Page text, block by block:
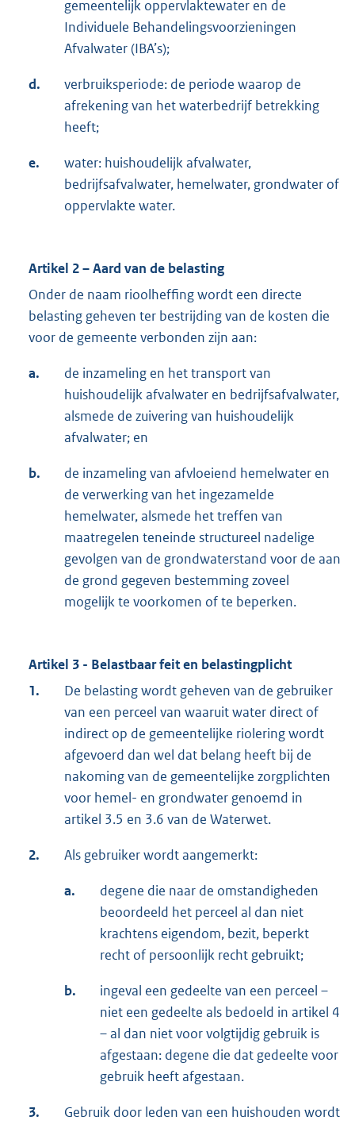
gemeentelijk oppervlaktewater en de
Individuele Behandelingsvoorzieningen
Afvalwater (IBA’s);
d.
verbruiksperiode: de periode waarop de
afrekening van het waterbedrijf betrekking
heeft;
e.
water: huishoudelijk afvalwater,
bedrijfsafvalwater, hemelwater, grondwater of
oppervlakte water.
Artikel 2 – Aard van de belasting
Onder de naam rioolheffing wordt een directe
belasting geheven ter bestrijding van de kosten die
voor de gemeente verbonden zijn aan:
a.
de inzameling en het transport van
huishoudelijk afvalwater en bedrijfsafvalwater,
alsmede de zuivering van huishoudelijk
afvalwater; en
b.
de inzameling van afvloeiend hemelwater en
de verwerking van het ingezamelde
hemelwater, alsmede het treffen van
maatregelen teneinde structureel nadelige
gevolgen van de grondwaterstand voor de aan
de grond gegeven bestemming zoveel
mogelijk te voorkomen of te beperken.
Artikel 3 - Belastbaar feit en belastingplicht
1.
De belasting wordt geheven van de gebruiker
van een perceel van waaruit water direct of
indirect op de gemeentelijke riolering wordt
afgevoerd dan wel dat belang heeft bij de
nakoming van de gemeentelijke zorgplichten
voor hemel- en grondwater genoemd in
artikel 3.5 en 3.6 van de Waterwet.
2. Als gebruiker wordt aangemerkt:
a.
degene die naar de omstandigheden
beoordeeld het perceel al dan niet
krachtens eigendom, bezit, beperkt
recht of persoonlijk recht gebruikt;
b.
ingeval een gedeelte van een perceel –
niet een gedeelte als bedoeld in artikel 4
– al dan niet voor volgtijdig gebruik is
afgestaan: degene die dat gedeelte voor
gebruik heeft afgestaan.
3.
Gebruik door leden van een huishouden wordt